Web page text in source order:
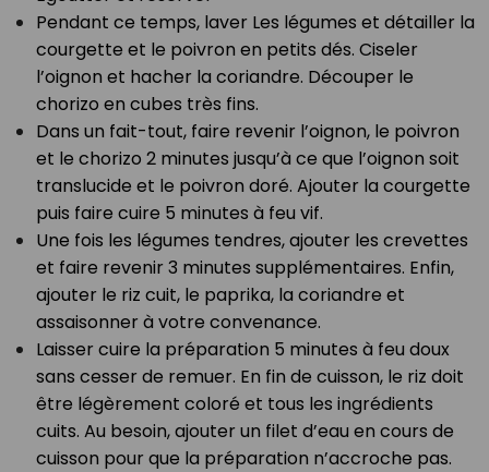
Pendant ce temps, laver Les légumes et détailler la
courgette et le poivron en petits dés. Ciseler
l’oignon et hacher la coriandre. Découper le
chorizo en cubes très fins.⁣
Dans un fait-tout, faire revenir l’oignon, le poivron
et le chorizo 2 minutes jusqu’à ce que l’oignon soit
translucide et le poivron doré. Ajouter la courgette
puis faire cuire 5 minutes à feu vif.⁣
Une fois les légumes tendres, ajouter les crevettes
et faire revenir 3 minutes supplémentaires. Enfin,
ajouter le riz cuit, le paprika, la coriandre et
assaisonner à votre convenance.⁣
Laisser cuire la préparation 5 minutes à feu doux
sans cesser de remuer. En fin de cuisson, le riz doit
être légèrement coloré et tous les ingrédients
cuits. Au besoin, ajouter un filet d’eau en cours de
cuisson pour que la préparation n’accroche pas.